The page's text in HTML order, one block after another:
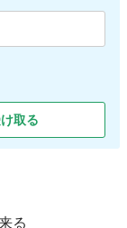
取る
る